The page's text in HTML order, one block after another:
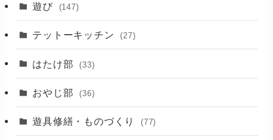
(3)
遊び (147)
テットーキッチン (27)
はたけ部 (33)
おやじ部 (36)
遊具修繕・ものづくり (77)